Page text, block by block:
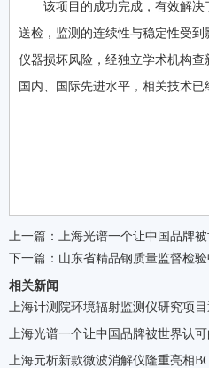
该项目的成功完成，有效解
送检，监测的连续性与稳定性受
仪器损坏风险，经独立学术机构
国内、国际先进水平，相关技术已
上一篇：
上海光谱一个让中国品牌
下一篇： 山东省精品钢质量监督检
相关新闻
上海计测院环境辐射监测仪研究项
上海光谱一个让中国品牌被世界认
上海元析新款微波消解仪隆重亮相